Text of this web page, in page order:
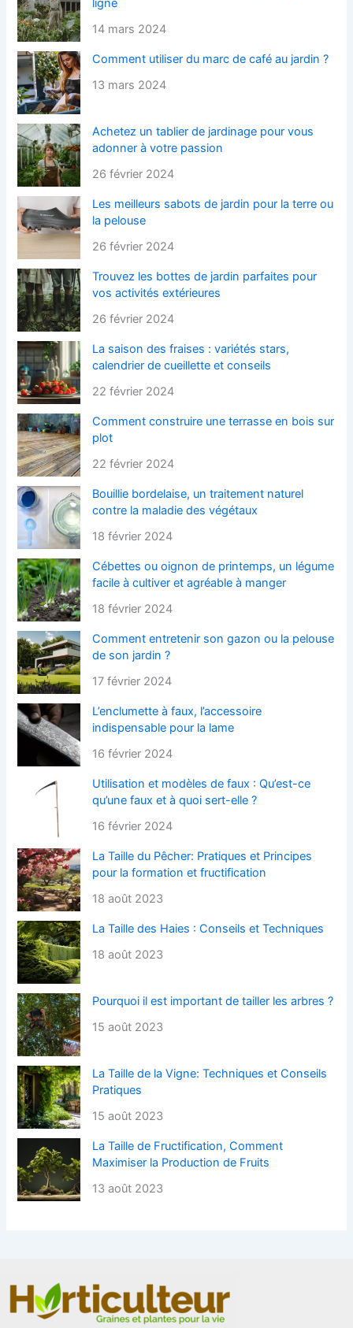
ligne
14 mars 2024
Comment utiliser du marc de café au jardin ?
13 mars 2024
Achetez un tablier de jardinage pour vous
adonner à votre passion
26 février 2024
Les meilleurs sabots de jardin pour la terre ou
la pelouse
26 février 2024
Trouvez les bottes de jardin parfaites pour
vos activités extérieures
26 février 2024
La saison des fraises : variétés stars,
calendrier de cueillette et conseils
22 février 2024
Comment construire une terrasse en bois sur
plot
22 février 2024
Bouillie bordelaise, un traitement naturel
contre la maladie des végétaux
18 février 2024
Cébettes ou oignon de printemps, un légume
facile à cultiver et agréable à manger
18 février 2024
Comment entretenir son gazon ou la pelouse
de son jardin ?
17 février 2024
L’enclumette à faux, l’accessoire
indispensable pour la lame
16 février 2024
Utilisation et modèles de faux : Qu’est-ce
qu’une faux et à quoi sert-elle ?
16 février 2024
La Taille du Pêcher: Pratiques et Principes
pour la formation et fructification
18 août 2023
La Taille des Haies : Conseils et Techniques
18 août 2023
Pourquoi il est important de tailler les arbres ?
15 août 2023
La Taille de la Vigne: Techniques et Conseils
Pratiques
15 août 2023
La Taille de Fructification, Comment
Maximiser la Production de Fruits
13 août 2023